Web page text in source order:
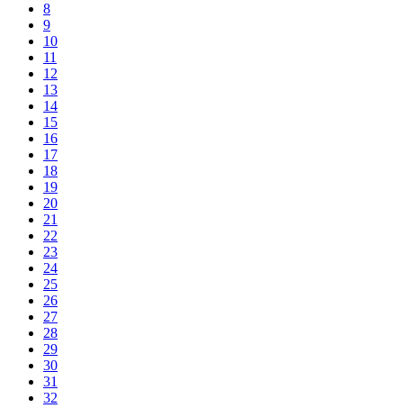
8
9
10
11
12
13
14
15
16
17
18
19
20
21
22
23
24
25
26
27
28
29
30
31
32